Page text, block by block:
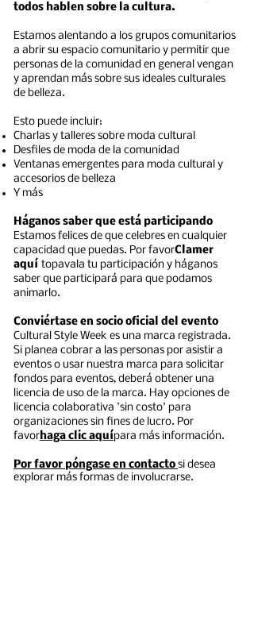
todos hablen sobre la cultura.
Estamos alentando a los grupos comunitarios
a abrir su espacio comunitario y permitir que
personas de la comunidad en general vengan
y aprendan más sobre sus ideales culturales
de belleza.
Esto puede incluir:
Charlas y talleres sobre moda cultural
Desfiles de moda de la comunidad
Ventanas emergentes para moda cultural y
accesorios de belleza
Y más
Háganos saber que está participando
Estamos felices de que celebres en cualquier
capacidad que puedas. Por favorClamer
aquí topavala tu participación y háganos
saber que participará para que podamos
animarlo.
Conviértase en socio oficial del evento
Cultural Style Week es una marca registrada.
Si planea cobrar a las personas por asistir a
eventos o usar nuestra marca para solicitar
fondos para eventos, deberá obtener una
licencia de uso de la marca. Hay opciones de
licencia colaborativa 'sin costo' para
organizaciones sin fines de lucro. Por
favorhaga clic aquípara más información.
Por favor póngase en contacto si desea
explorar más formas de involucrarse.